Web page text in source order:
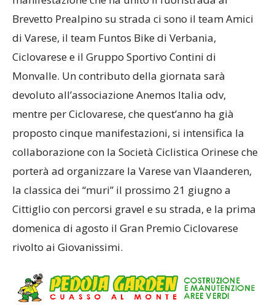
Brevetto Prealpino su strada ci sono il team Amici
Ciclovarese e il Gruppo Sportivo Contini di
Monvalle. Un contributo della giornata sarà
mentre per Ciclovarese, che quest’anno ha già
proposto cinque manifestazioni, si intensifica la
porterà ad organizzare la Varese van Vlaanderen,
la classica dei “muri” il prossimo 21 giugno a
Cittiglio con percorsi gravel e su strada, e la prima
domenica di agosto il Gran Premio Ciclovarese